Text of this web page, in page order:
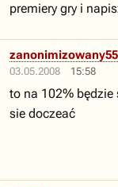
premiery gry i
03.05.2008 15:58
to na 102% będzie
sie doczeać